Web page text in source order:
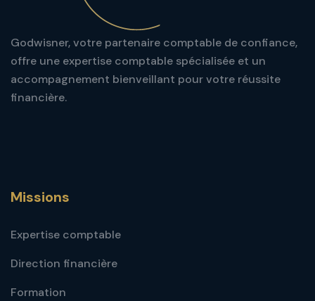
Godwisner, votre partenaire comptable de confiance,
offre une expertise comptable spécialisée et un
accompagnement bienveillant pour votre réussite
financière.
Missions
Expertise comptable
Direction financière
Formation